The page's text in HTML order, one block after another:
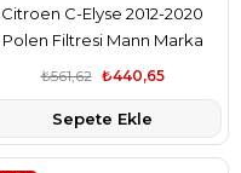
Citroen C-Elyse 2012-2020
Polen Filtresi Mann Marka
9678792080
₺440,65
₺561,62
Sepete Ekle